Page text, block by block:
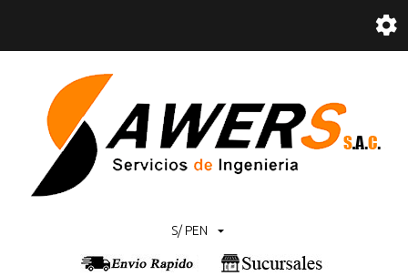
S/ PEN